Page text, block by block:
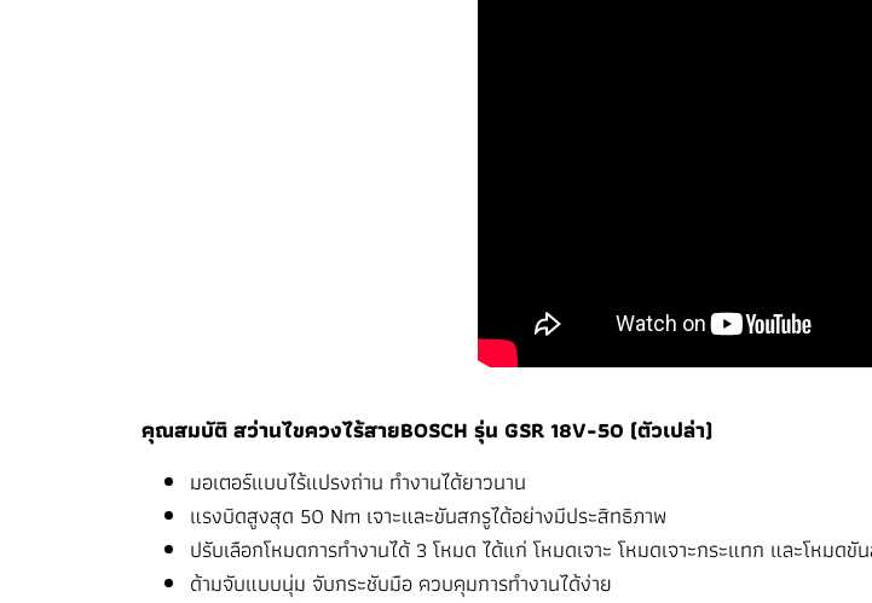
คุณสมบัติ สว่านไขควงไร้สายBOSCH รุ่น GSR 18V-50 (ตัวเปล่า)
มอเตอร์แบบไร้แปรงถ่าน ทำงานได้ยาวนาน
แรงบิดสูงสุด 50 Nm เจาะและขันสกรูได้อย่างมีประสิทธิภาพ
ปรับเลือกโหมดการทำงานได้ 3 โหมด ได้แก่ โหมดเจาะ โหมดเจาะกระแทก และโหมดขั
ด้ามจับแบบนุ่ม จับกระชับมือ ควบคุมการทำงานได้ง่าย